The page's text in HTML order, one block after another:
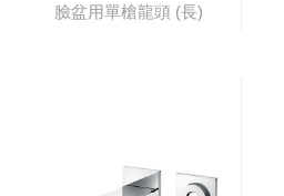
臉盆用單槍龍頭 (長)